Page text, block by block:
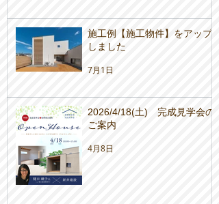
施工例【施工物件】をアップ
しました
7月1日
2026/4/18(土) 完成見学会の
ご案内
4月8日